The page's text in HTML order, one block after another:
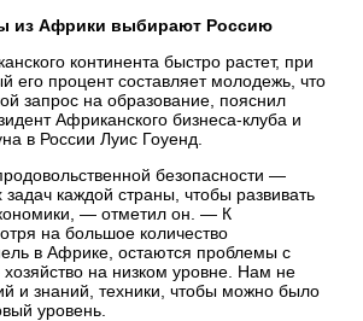
из Африки выбирают Россию
континента быстро растет, при
его процент составляет молодежь, что
запрос на образование, пояснил
Африканского бизнеса-клуба и
в России Луис Гоуенд.
безопасности —
каждой страны, чтобы развивать
— отметил он. — К
на большое количество
в Африке, остаются проблемы с
хозяйство на низком уровне. Нам не
и знаний, техники, чтобы можно было
уровень.